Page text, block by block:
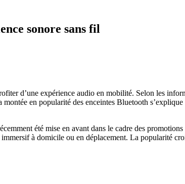
sonore sans fil
d’une expérience audio en mobilité. Selon les
en popularité des enceintes Bluetooth
été mise en avant dans le cadre des
à domicile ou en déplacement. La popularité